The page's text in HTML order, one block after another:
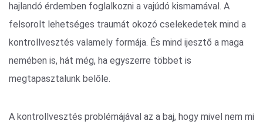
hajlandó érdemben foglalkozni a vajúdó kismamával. A
felsorolt lehetséges traumát okozó cselekedetek mind a
kontrollvesztés valamely formája. És mind ijesztő a maga
nemében is, hát még, ha egyszerre többet is
megtapasztalunk belőle.
A kontrollvesztés problémájával az a baj, hogy mivel nem mi